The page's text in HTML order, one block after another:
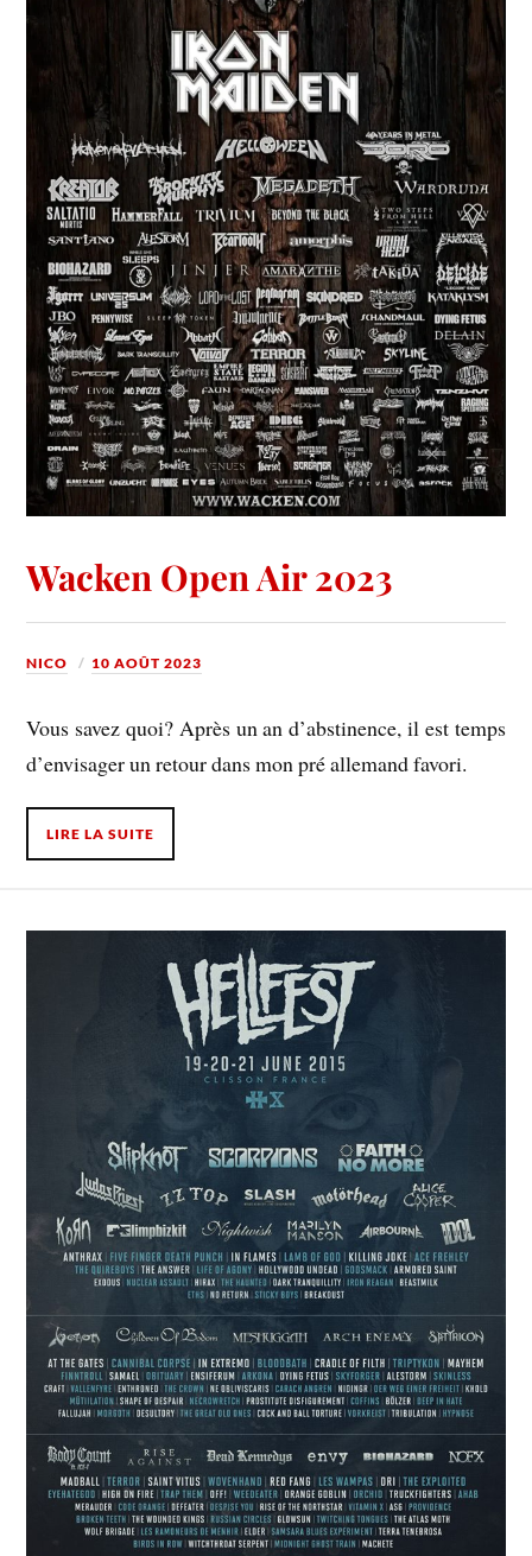
Wacken Open Air 2023
NICO 10 AOÛT 2023
Vous savez quoi? Après un an d’abstinence, il est temps
d’envisager un retour dans mon pré allemand favori.
LIRE LA SUITE